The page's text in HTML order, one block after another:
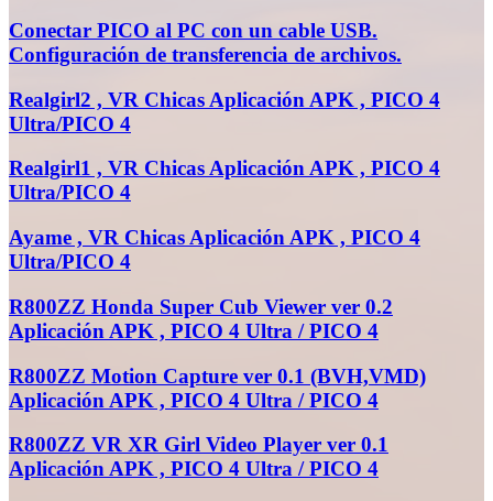
Conectar PICO al PC con un cable USB.
Configuración de transferencia de archivos.
Realgirl2 , VR Chicas Aplicación APK , PICO 4
Ultra/PICO 4
Realgirl1 , VR Chicas Aplicación APK , PICO 4
Ultra/PICO 4
Ayame , VR Chicas Aplicación APK , PICO 4
Ultra/PICO 4
R800ZZ Honda Super Cub Viewer ver 0.2
Aplicación APK , PICO 4 Ultra / PICO 4
R800ZZ Motion Capture ver 0.1 (BVH,VMD)
Aplicación APK , PICO 4 Ultra / PICO 4
R800ZZ VR XR Girl Video Player ver 0.1
Aplicación APK , PICO 4 Ultra / PICO 4